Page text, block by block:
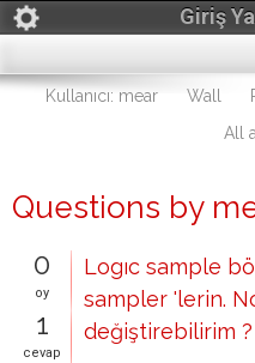
Giriş
Kullanıcı: mear Wall
All
Questions by
0
oy
1
cevap
Logıc sample
sampler 'lerin.
değiştirebilirim ?